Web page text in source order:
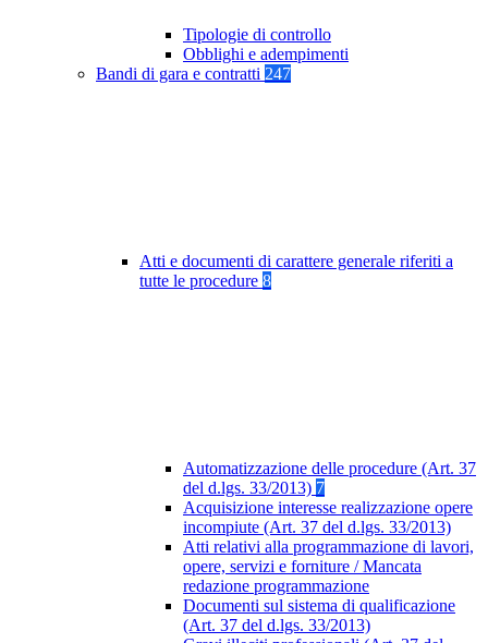
Tipologie di controllo
Obblighi e adempimenti
Bandi di gara e contratti 247
Atti e documenti di carattere generale riferiti a
tutte le procedure 8
Automatizzazione delle procedure (Art. 37
del d.lgs. 33/2013) 7
Acquisizione interesse realizzazione opere
incompiute (Art. 37 del d.lgs. 33/2013)
Atti relativi alla programmazione di lavori,
opere, servizi e forniture / Mancata
redazione programmazione
Documenti sul sistema di qualificazione
(Art. 37 del d.lgs. 33/2013)